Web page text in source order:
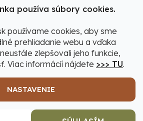
používa súbory cookies.
používame cookies, aby sme
prehliadanie webu a vďaka
zlepšovali jeho funkcie,
Viac informácií nájdete >>> TU.
NASTAVENIE
Upravil Balkys